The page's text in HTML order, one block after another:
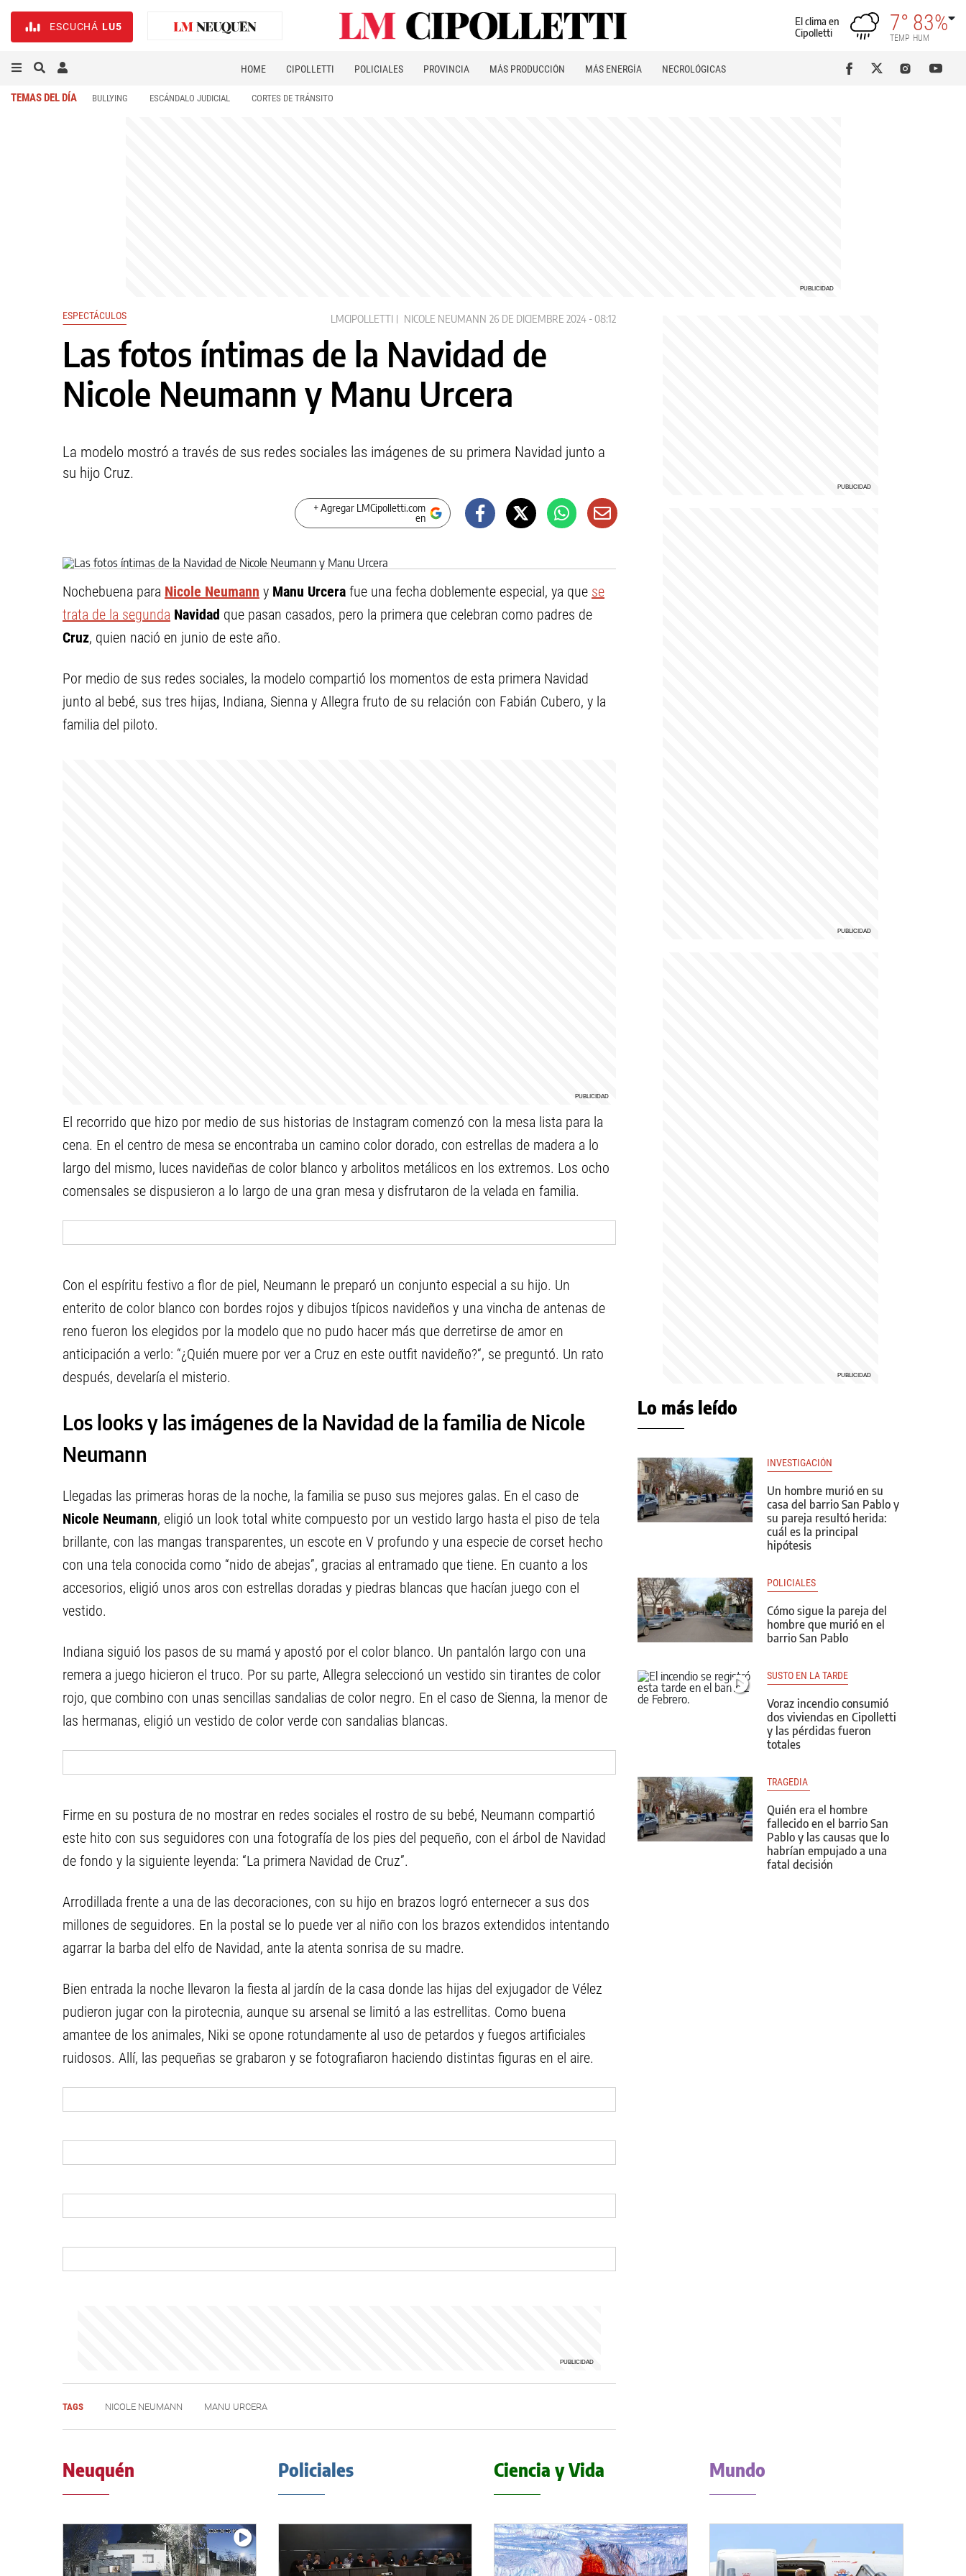
ESCUCHÁ LU5
El clima en
Cipolletti
7°
TEMP
83%
HUM
HOME CIPOLLETTI POLICIALES PROVINCIA MÁS PRODUCCIÓN MÁS ENERGÍA NECROLÓGICAS
TEMAS DEL DÍA BULLYING ESCÁNDALO JUDICIAL CORTES DE TRÁNSITO
ESPECTÁCULOS LMCIPOLLETTI NICOLE NEUMANN 26 DE DICIEMBRE 2024 - 08:12
Las fotos íntimas de la Navidad de
Nicole Neumann y Manu Urcera
La modelo mostró a través de sus redes sociales las imágenes de su primera Navidad junto a
su hijo Cruz.
+ Agregar LMCipolletti.com
en
Nochebuena para Nicole Neumann y Manu Urcera fue una fecha doblemente especial, ya que se
trata de la segunda Navidad que pasan casados, pero la primera que celebran como padres de
Cruz, quien nació en junio de este año.
Por medio de sus redes sociales, la modelo compartió los momentos de esta primera Navidad
junto al bebé, sus tres hijas, Indiana, Sienna y Allegra fruto de su relación con Fabián Cubero, y la
familia del piloto.
El recorrido que hizo por medio de sus historias de Instagram comenzó con la mesa lista para la
cena. En el centro de mesa se encontraba un camino color dorado, con estrellas de madera a lo
largo del mismo, luces navideñas de color blanco y arbolitos metálicos en los extremos. Los ocho
comensales se dispusieron a lo largo de una gran mesa y disfrutaron de la velada en familia.
Con el espíritu festivo a flor de piel, Neumann le preparó un conjunto especial a su hijo. Un
enterito de color blanco con bordes rojos y dibujos típicos navideños y una vincha de antenas de
reno fueron los elegidos por la modelo que no pudo hacer más que derretirse de amor en
anticipación a verlo: “¿Quién muere por ver a Cruz en este outfit navideño?“, se preguntó. Un rato
después, develaría el misterio.
Los looks y las imágenes de la Navidad de la familia de Nicole
Neumann
Llegadas las primeras horas de la noche, la familia se puso sus mejores galas. En el caso de
Nicole Neumann, eligió un look total white compuesto por un vestido largo hasta el piso de tela
brillante, con las mangas transparentes, un escote en V profundo y una especie de corset hecho
con una tela conocida como “nido de abejas”, gracias al entramado que tiene. En cuanto a los
accesorios, eligió unos aros con estrellas doradas y piedras blancas que hacían juego con el
vestido.
Indiana siguió los pasos de su mamá y apostó por el color blanco. Un pantalón largo con una
remera a juego hicieron el truco. Por su parte, Allegra seleccionó un vestido sin tirantes de color
rojo, que combino con unas sencillas sandalias de color negro. En el caso de Sienna, la menor de
las hermanas, eligió un vestido de color verde con sandalias blancas.
Firme en su postura de no mostrar en redes sociales el rostro de su bebé, Neumann compartió
este hito con sus seguidores con una fotografía de los pies del pequeño, con el árbol de Navidad
de fondo y la siguiente leyenda: “La primera Navidad de Cruz”.
Arrodillada frente a una de las decoraciones, con su hijo en brazos logró enternecer a sus dos
millones de seguidores. En la postal se lo puede ver al niño con los brazos extendidos intentando
agarrar la barba del elfo de Navidad, ante la atenta sonrisa de su madre.
Bien entrada la noche llevaron la fiesta al jardín de la casa donde las hijas del exjugador de Vélez
pudieron jugar con la pirotecnia, aunque su arsenal se limitó a las estrellitas. Como buena
amantee de los animales, Niki se opone rotundamente al uso de petardos y fuegos artificiales
ruidosos. Allí, las pequeñas se grabaron y se fotografiaron haciendo distintas figuras en el aire.
TAGS NICOLE NEUMANN MANU URCERA
Lo más leído
INVESTIGACIÓN
Un hombre murió en su
casa del barrio San Pablo y
su pareja resultó herida:
cuál es la principal
hipótesis
POLICIALES
Cómo sigue la pareja del
hombre que murió en el
barrio San Pablo
SUSTO EN LA TARDE
Voraz incendio consumió
dos viviendas en Cipolletti
y las pérdidas fueron
totales
TRAGEDIA
Quién era el hombre
fallecido en el barrio San
Pablo y las causas que lo
habrían empujado a una
fatal decisión
Neuquén Policiales Ciencia y Vida Mundo